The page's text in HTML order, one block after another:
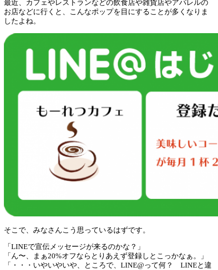
最近、カフェやレストランなどの飲食店や雑貨店やアパレルの
お店などに行くと、こんなポップを目にすることが多くなりま
したよね。
そこで、みなさんこう思っているはずです。
「LINEで宣伝メッセージが来るのかな？」
「ん〜、まぁ20%オフならとりあえず登録しとこっかなぁ。」
「・・・いやいやいや、ところで、LINE@って何？ LINEと違